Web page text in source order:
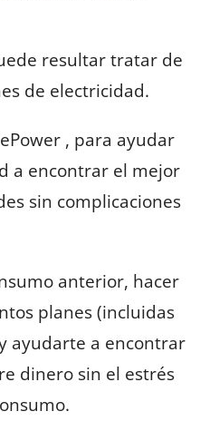
resultar tratar de
de electricidad.
, para ayudar
a encontrar el mejor
sin complicaciones
anterior, hacer
planes (incluidas
ayudarte a encontrar
dinero sin el estrés